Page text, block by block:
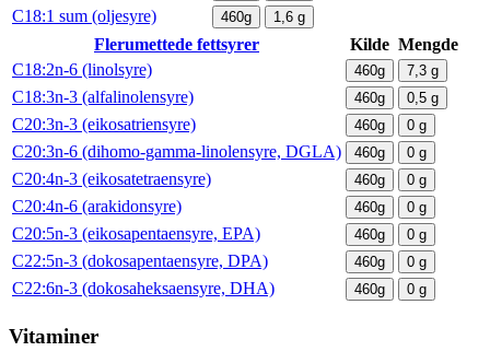
C18:1 sum (oljesyre) 460g 1,6 g
Flerumettede fettsyrer Kilde Mengde
C18:2n-6 (linolsyre)
460g 7,3 g
C18:3n-3 (alfalinolensyre) 460g 0,5 g
C20:3n-3 (eikosatriensyre) 460g 0 g
C20:3n-6 (dihomo-gamma-linolensyre, DGLA) 460g 0 g
C20:4n-3 (eikosatetraensyre) 460g 0 g
C20:4n-6 (arakidonsyre) 460g 0 g
C20:5n-3 (eikosapentaensyre, EPA) 460g 0 g
C22:5n-3 (dokosapentaensyre, DPA) 460g 0 g
C22:6n-3 (dokosaheksaensyre, DHA) 460g 0 g
Vitaminer